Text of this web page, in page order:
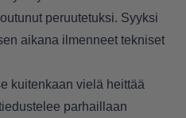
peruutetuksi. Syyksi
aikana ilmenneet tekniset
kuitenkaan vielä heittää
parhaillaan